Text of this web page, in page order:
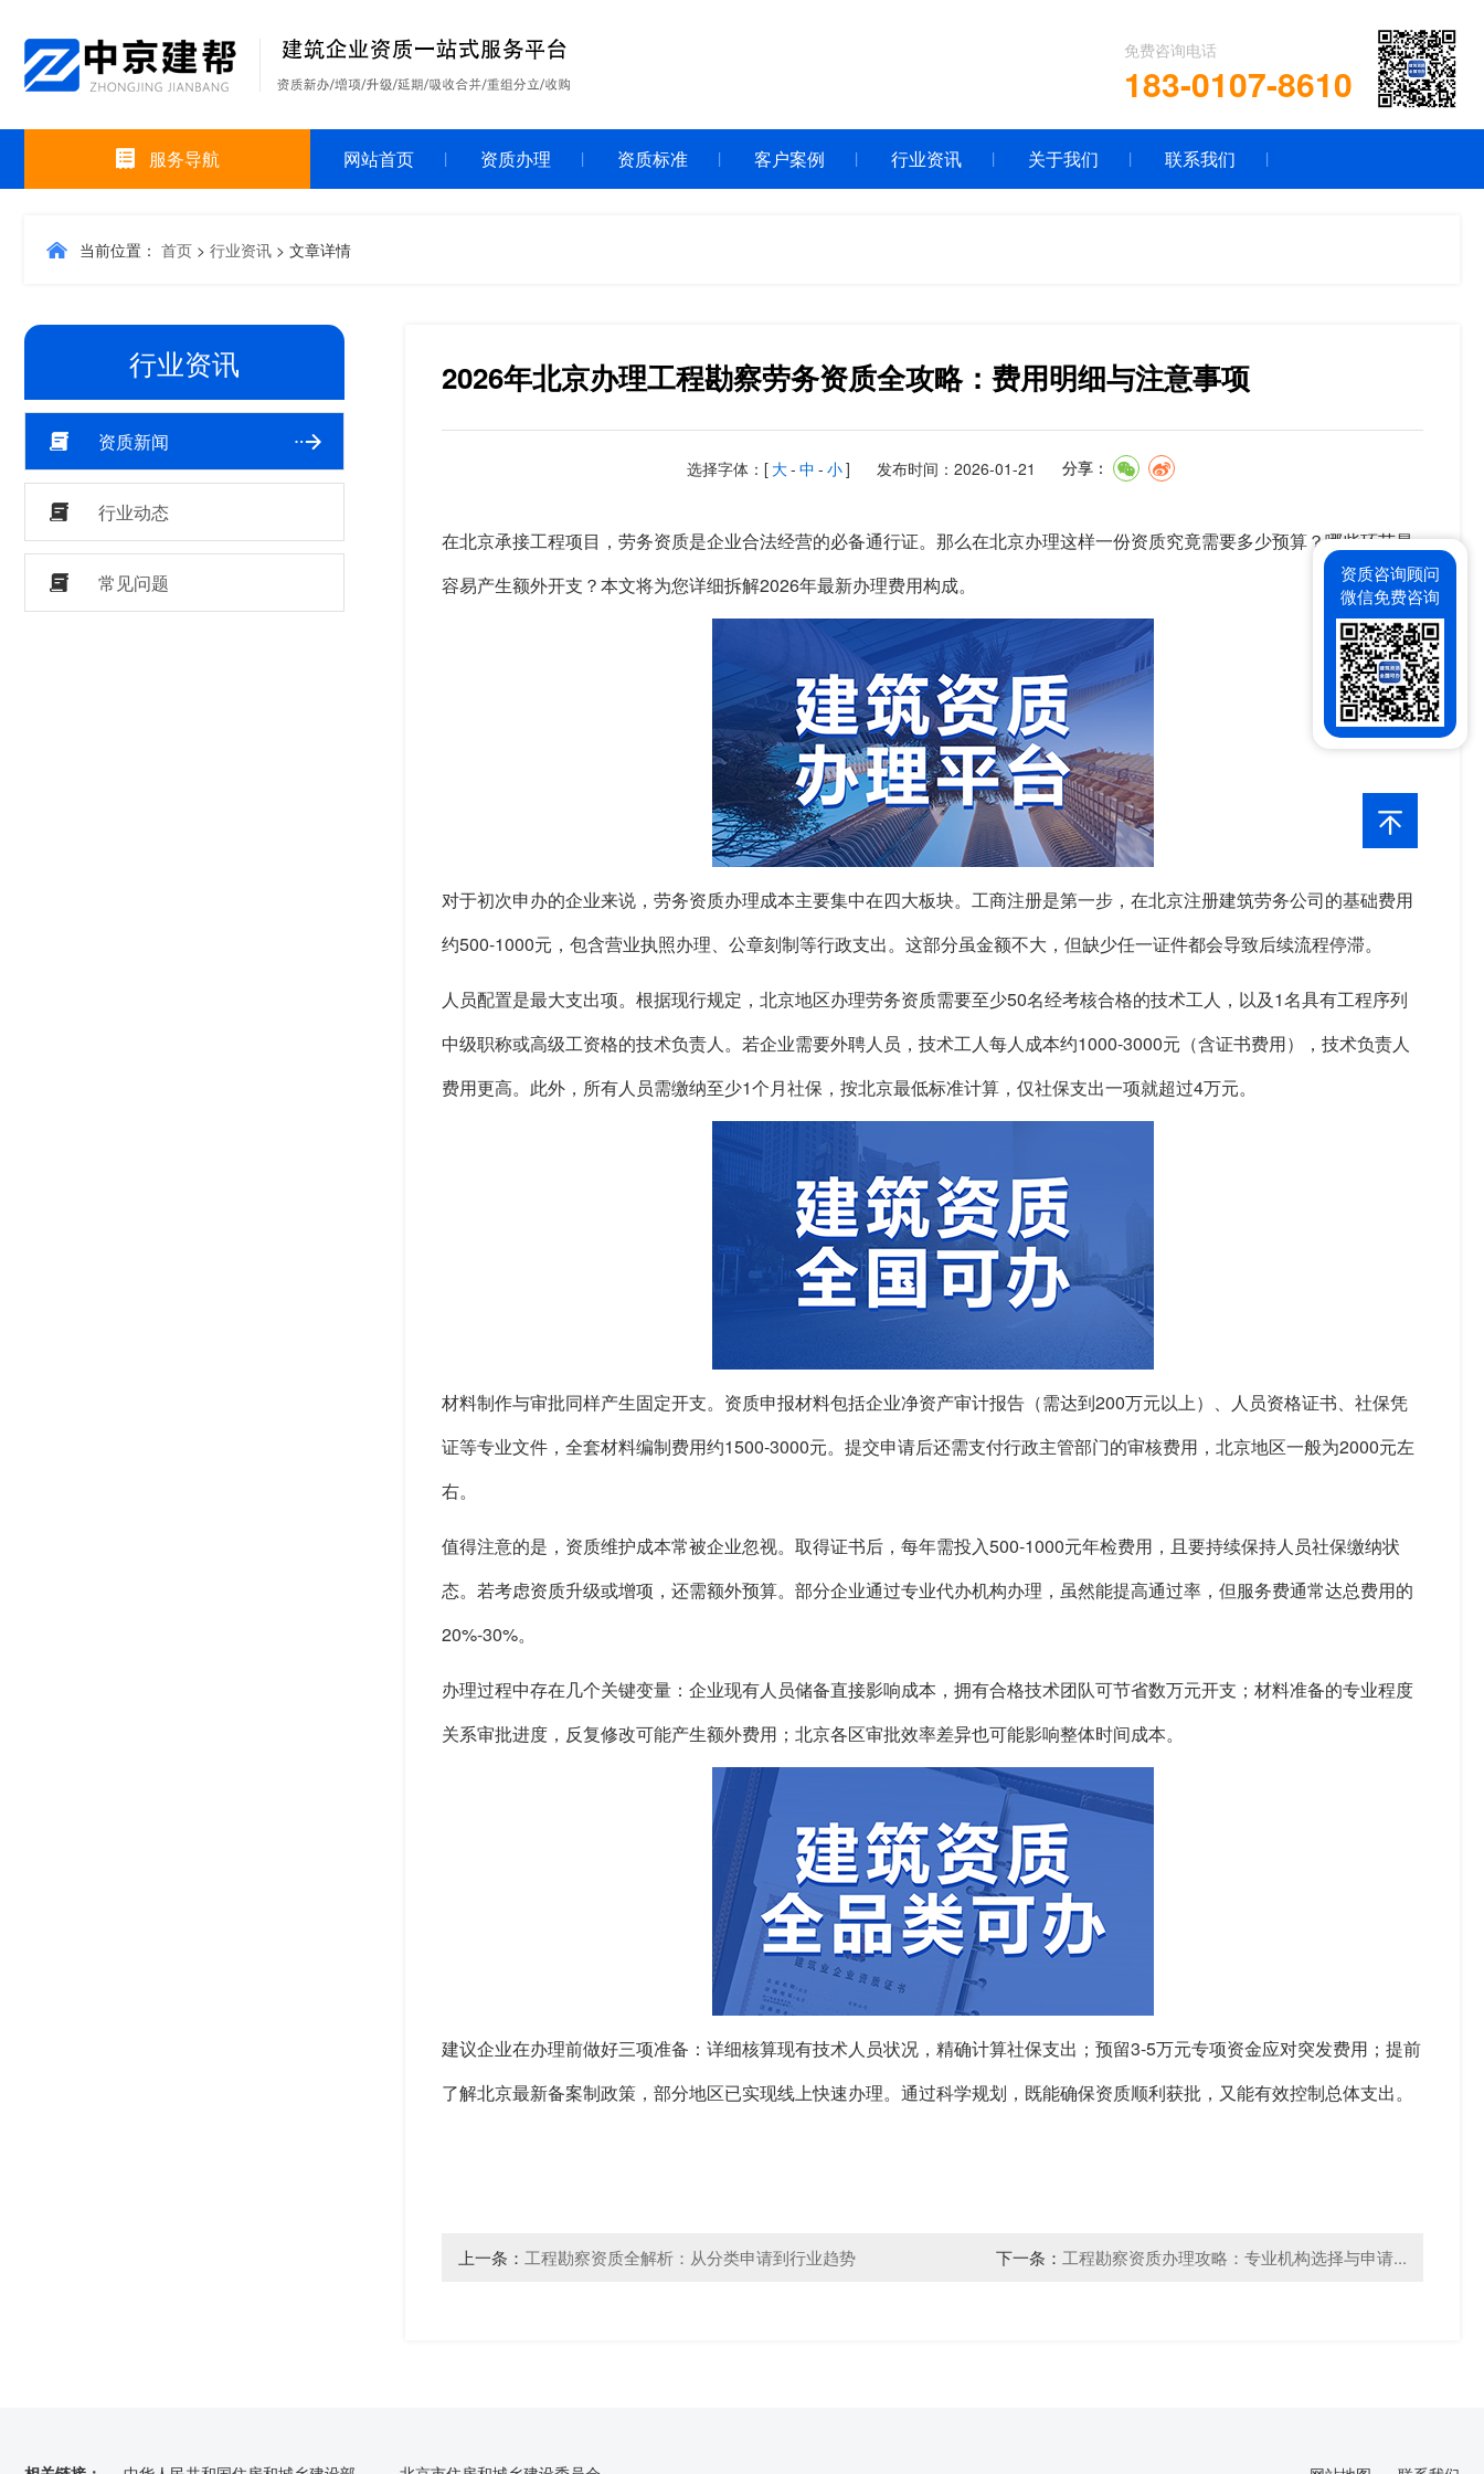
免费咨询电话
183-0107-8610
服务导航 网站首页 资质办理 资质标准 客户案例 行业资讯 关于我们 联系我们
当前位置： 首页 > 行业资讯 > 文章详情
行业资讯
资质新闻
行业动态
常见问题
2026年北京办理工程勘察劳务资质全攻略：费用明细与注意事项
选择字体：[ 大- 中 - 小] 发布时间：2026-01-21 分享：
在北京承接工程项目，劳务资质是企业合法经营的必备通行证。那么在北京办理这样一份资质究竟需要多少预算？哪些环节最
容易产生额外开支？本文将为您详细拆解2026年最新办理费用构成。
对于初次申办的企业来说，劳务资质办理成本主要集中在四大板块。工商注册是第一步，在北京注册建筑劳务公司的基础费用
约500-1000元，包含营业执照办理、公章刻制等行政支出。这部分虽金额不大，但缺少任一证件都会导致后续流程停滞。
人员配置是最大支出项。根据现行规定，北京地区办理劳务资质需要至少50名经考核合格的技术工人，以及1名具有工程序列
中级职称或高级工资格的技术负责人。若企业需要外聘人员，技术工人每人成本约1000-3000元（含证书费用），技术负责人
费用更高。此外，所有人员需缴纳至少1个月社保，按北京最低标准计算，仅社保支出一项就超过4万元。
材料制作与审批同样产生固定开支。资质申报材料包括企业净资产审计报告（需达到200万元以上）、人员资格证书、社保凭
证等专业文件，全套材料编制费用约1500-3000元。提交申请后还需支付行政主管部门的审核费用，北京地区一般为2000元左
右。
值得注意的是，资质维护成本常被企业忽视。取得证书后，每年需投入500-1000元年检费用，且要持续保持人员社保缴纳状
态。若考虑资质升级或增项，还需额外预算。部分企业通过专业代办机构办理，虽然能提高通过率，但服务费通常达总费用的
20%-30%。
办理过程中存在几个关键变量：企业现有人员储备直接影响成本，拥有合格技术团队可节省数万元开支；材料准备的专业程度
关系审批进度，反复修改可能产生额外费用；北京各区审批效率差异也可能影响整体时间成本。
建议企业在办理前做好三项准备：详细核算现有技术人员状况，精确计算社保支出；预留3-5万元专项资金应对突发费用；提前
了解北京最新备案制政策，部分地区已实现线上快速办理。通过科学规划，既能确保资质顺利获批，又能有效控制总体支出。
上一条： 工程勘察资质全解析：从分类申请到行业趋势 下一条： 工程勘察资质办理攻略：专业机构选择与申请...
资质咨询顾问
微信免费咨询